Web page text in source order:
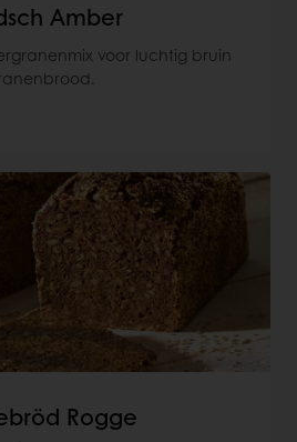
Amber
voor luchtig bruin
Rogge